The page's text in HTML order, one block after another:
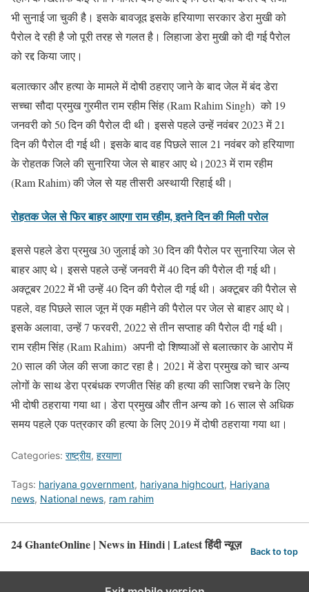
भी सुनाई जा चुकी है। इसके बावजूद इसके हरियाणा सरकार डेरा मुखी को
पैरोल दे रही है जो पूरी तरह से गलत है। लिहाजा डेरा मुखी को दी गई पैरोल
को रद्द किया जाए।
बलात्कार और हत्या के मामले में दोषी ठहराए जाने के बाद जेल में बंद डेरा
सच्चा सौदा प्रमुख गुरमीत राम रहीम सिंह (Ram Rahim Singh) को 19
जनवरी को 50 दिन की पैरोल दी थी। इससे पहले उन्हें नवंबर 2023 में 21
दिन की पैरोल दी गई थी। इसके बाद वह पिछले साल 21 नवंबर को हरियाणा
के रोहतक जिले की सुनारिया जेल से बाहर आए थे।2023 में राम रहीम
(Ram Rahim) की जेल से यह तीसरी अस्थायी रिहाई थी।
रोहतक जेल से फिर बाहर आएगा राम रहीम, इतने दिन की मिली परोल
इससे पहले डेरा प्रमुख 30 जुलाई को 30 दिन की पैरोल पर सुनारिया जेल से
बाहर आए थे। इससे पहले उन्हें जनवरी में 40 दिन की पैरोल दी गई थी।
अक्टूबर 2022 में भी उन्हें 40 दिन की पैरोल दी गई थी। अक्टूबर की पैरोल से
पहले, वह पिछले साल जून में एक महीने की पैरोल पर जेल से बाहर आए थे।
इसके अलावा, उन्हें 7 फरवरी, 2022 से तीन सप्ताह की पैरोल दी गई थी।
राम रहीम सिंह (Ram Rahim) अपनी दो शिष्याओं से बलात्कार के आरोप में
20 साल की जेल की सजा काट रहा है। 2021 में डेरा प्रमुख को चार अन्य
लोगों के साथ डेरा प्रबंधक रणजीत सिंह की हत्या की साजिश रचने के लिए
भी दोषी ठहराया गया था। डेरा प्रमुख और तीन अन्य को 16 साल से अधिक
समय पहले एक पत्रकार की हत्या के लिए 2019 में दोषी ठहराया गया था।
Categories: राष्ट्रीय, हरयाणा
Tags: hariyana government, hariyana highcourt, Hariyana
news, National news, ram rahim
24 GhanteOnline | News in Hindi | Latest हिंदी न्यूज़ Back to top